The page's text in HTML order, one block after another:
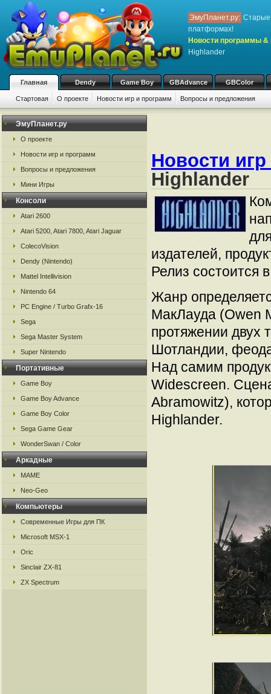
ЭмуПланет.ру: Старые
платформах!
Новости программы &
Highlander
Главная Dendy Game Boy GBAdvance GBColor
Стартовая О проекте Новости игр и программ Вопросы и предложения
ЭмуПланет.ру
О проекте
Новости игр и программ
Вопросы и предложения
Мини Игры
Консоли
Atari 2600
Atari 5200, Atari 7800, Atari Jaguar
ColecoVision
Dendy (Nintendo)
Mattel Intellivision
Nintendo 64
PC Engine / Turbo Grafx-16
Sega
Sega Master System
Super Nintendo
Портативные
Game Boy
Game Boy Advance
Game Boy Color
Sega Game Gear
WonderSwan / Color
Аркадные
MAME
Neo-Geo
Компьютеры
Современные Игры для ПК
Microsoft MSX-1
Oric
Sinclair ZX-81
ZX Spectrum
Новости
Highlander
издателей,
Релиз состоится
Жанр
МакЛауда (Owen
протяжении двух
Шотландии,
Над самим
Widescreen.
Abramowitz),
Highlander.